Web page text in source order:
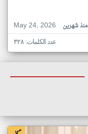
May 24, 2026
منذ شهرين
عدد الكلمات: ٣٢٨